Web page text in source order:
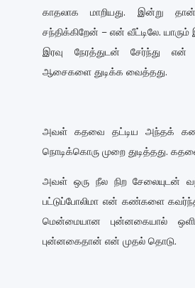
காதலாக மாறியது. இன்று
சந்திக்கிறேன் – என் வீட்டிலே.
இரவு நேரத்துடன் சேர்ந்து என்
ஆசைகளை துடிக்க வைத்தது.
அவள் கதவை தட்டிய அந்தக்
நொடிக்கொரு முறை துடித்தது.
அவள் ஒரு நீல நிற சேலையுடன்
பட்டுப்போலிமா என் கண்களை
மென்மையான புன்னகையால்
புன்னகைதான் என் முதல் தொடு.